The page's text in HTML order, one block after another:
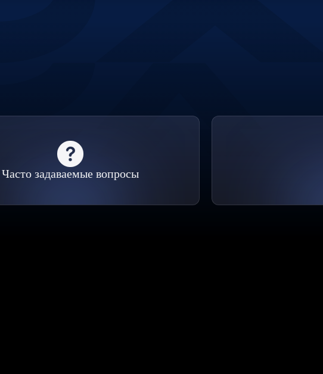
Часто задаваемые вопросы